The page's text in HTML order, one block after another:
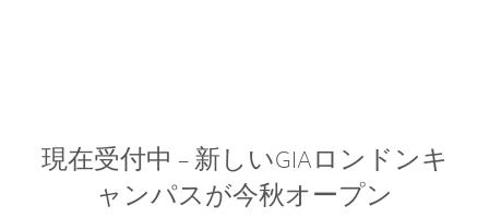
現在受付中 – 新しいGIAロンドンキ
ャンパスが今秋オープン